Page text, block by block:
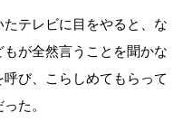
テレビに目をやると、な
が全然言うことを聞かな
び、こらしめてもらって
た。